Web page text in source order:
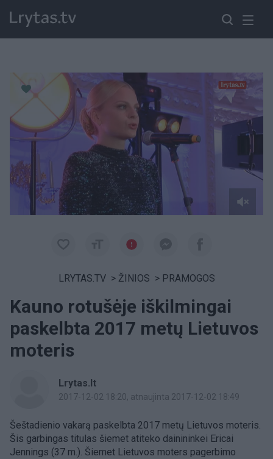
Paremkite Ukrainą
LRYTAS.TV > ŽINIOS > PRAMOGOS
Kauno rotušėje iškilmingai
paskelbta 2017 metų Lietuvos
moteris
Lrytas.lt
2017-12-02 18:20, atnaujinta 2017-12-02 18:49
Šeštadienio vakarą paskelbta 2017 metų Lietuvos moteris.
Šis garbingas titulas šiemet atiteko dainininkei Ericai
Jennings (37 m.). Šiemet Lietuvos moters pagerbimo